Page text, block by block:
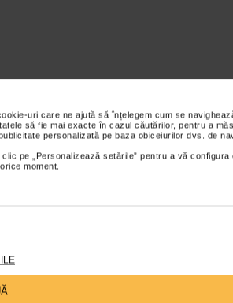
uri care ne ajută să înțelegem cum se
să fie mai exacte în cazul căutărilor, pentru a
personalizată pe baza obiceiurilor dvs. de
pe „Personalizează setările” pentru a vă configura
moment.